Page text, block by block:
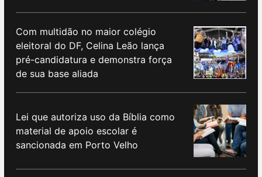
Com multidão no maior colégio
eleitoral do DF, Celina Leão lança
pré-candidatura e demonstra força
de sua base aliada
Lei que autoriza uso da Bíblia como
material de apoio escolar é
sancionada em Porto Velho